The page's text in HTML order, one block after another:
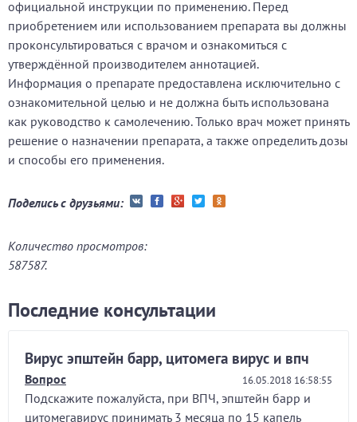
официальной инструкции по применению. Перед
приобретением или использованием препарата вы должны
проконсультироваться с врачом и ознакомиться с
утверждённой производителем аннотацией.
Информация о препарате предоставлена исключительно с
ознакомительной целью и не должна быть использована
как руководство к самолечению. Только врач может принять
решение о назначении препарата, а также определить дозы
и способы его применения.
Поделись с друзьями:
Количество просмотров:
587587.
Последние консультации
Вирус эпштейн барр, цитомега вирус и впч
Вопрос 16.05.2018 16:58:55
Подскажите пожалуйста, при ВПЧ, эпштейн барр и
цитомегавирус принимать 3 месяца по 15 капель